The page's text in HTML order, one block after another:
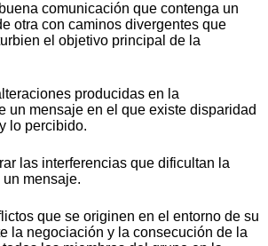
comunicación que contenga un
otra con caminos divergentes que
el objetivo principal de la
producidas en la
un mensaje en el que existe disparidad
lo percibido.
las interferencias que dificultan la
mensaje.
que se originen en el entorno de su
la negociación y la consecución de la